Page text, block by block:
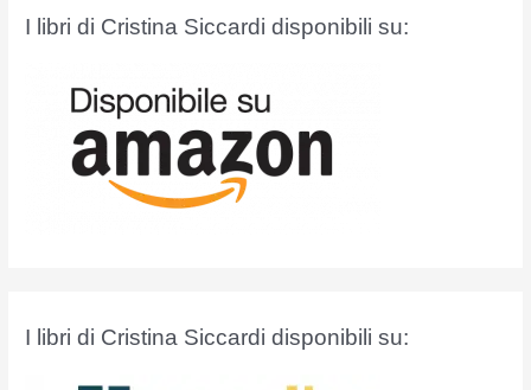
I libri di Cristina Siccardi disponibili su:
I libri di Cristina Siccardi disponibili su: